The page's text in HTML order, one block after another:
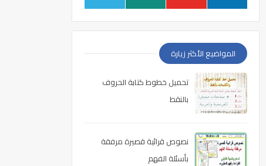
المواضيع الأكثر زيارة
تحميل خطوط كتابة الحروف
بالنقط
نصوص قرائية قصيرة مرفقة
بأسئلة الفهم